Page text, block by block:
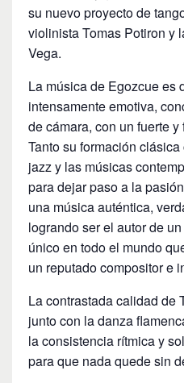
su nuevo proyecto de
violinista Tomas Potiron y
Vega.
La música de Egozcue es
intensamente emotiva,
de cámara, con un fuerte
Tanto su formación
jazz y las músicas
para dejar paso a la
una música auténtica,
logrando ser el autor de
único en todo el mundo
un reputado compositor e
La contrastada calidad de
junto con la danza
la consistencia rítmica y
para que nada quede sin